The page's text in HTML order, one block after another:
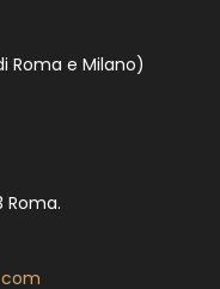
Roma e Milano)
Roma.